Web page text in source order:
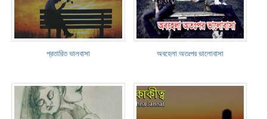
প্রতারিত ভালবাসা অবহেলা অতঃপর ভালোবাসা